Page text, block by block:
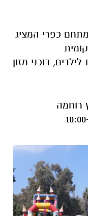
דוכני מזון